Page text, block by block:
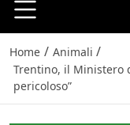
Home / Animali /
Trentino, il Ministero
pericoloso”